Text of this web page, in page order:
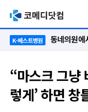
K-베스트병원
“마스크 그냥
렇게’ 하면 창